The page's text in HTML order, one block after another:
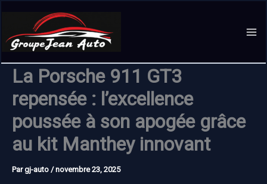
contenu
La Porsche 911 GT3
repensée : l’excellence
poussée à son apogée grâce
au kit Manthey innovant
Pargj-auto /novembre 23, 2025